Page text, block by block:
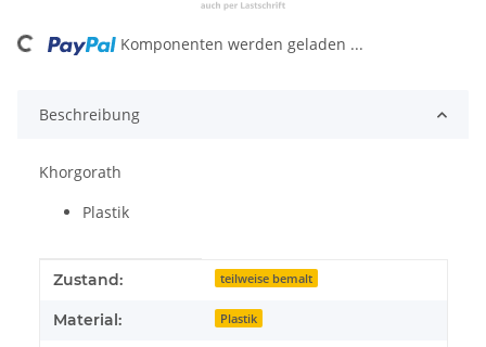
Komponenten werden geladen ...
Beschreibung
Khorgorath
Plastik
Produkteigenschaft
Wert
Zustand: teilweise bemalt
Material: Plastik